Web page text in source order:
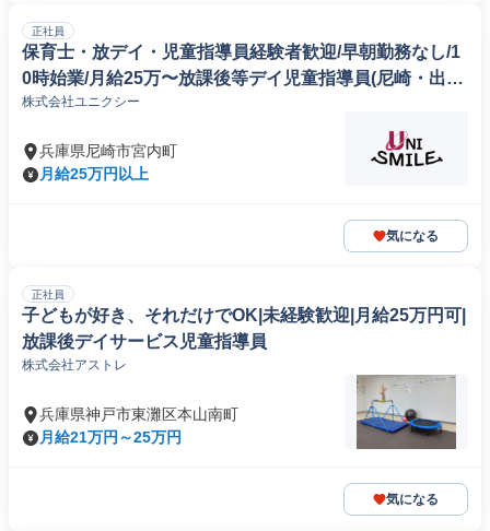
正社員
保育士・放デイ・児童指導員経験者歓迎/早朝勤務なし/1
0時始業/月給25万〜放課後等デイ児童指導員(尼崎・出屋
敷・武庫之荘)
株式会社ユニクシー
兵庫県尼崎市宮内町
月給25万円以上
気になる
正社員
子どもが好き、それだけでOK|未経験歓迎|月給25万円可|
放課後デイサービス児童指導員
株式会社アストレ
兵庫県神戸市東灘区本山南町
月給21万円～25万円
気になる